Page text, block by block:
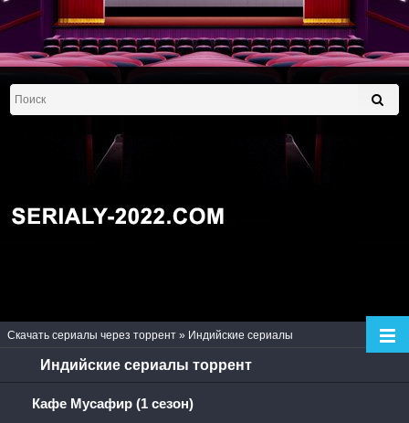
Скачать сериалы через торрент » Индийские сериалы
Индийские сериалы торрент
Кафе Мусафир (1 сезон)